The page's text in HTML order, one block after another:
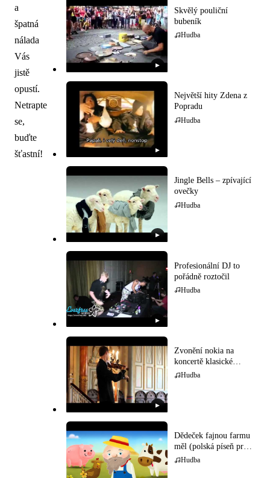
a
špatná
nálada
Vás
jistě
opustí.
Netrapte
se,
buďte
šťastní!
▶
Skvělý pouliční
bubeník
Hudba
▶
Největší hity Zdena z
Popradu
Hudba
▶
Jingle Bells – zpívající
ovečky
Hudba
▶
Profesionální DJ to
pořádně roztočil
Hudba
▶
Zvonění nokia na
koncertě klasické
hudby
Hudba
Dědeček fajnou farmu
měl (polská píseň pro
děti)
Hudba